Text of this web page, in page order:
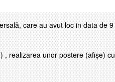
care au avut loc in data de 9
, realizarea unor postere (afișe) cu